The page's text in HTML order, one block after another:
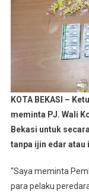
KOTA BEKASI –
meminta PJ. Wali
Bekasi untuk
tanpa ijin edar atau
“Saya meminta
para pelaku